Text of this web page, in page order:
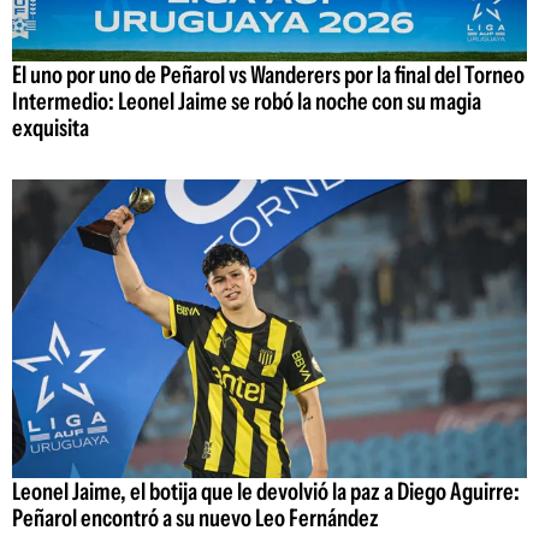
El uno por uno de Peñarol vs Wanderers por la final del Torneo
Intermedio: Leonel Jaime se robó la noche con su magia
exquisita
Leonel Jaime, el botija que le devolvió la paz a Diego Aguirre:
Peñarol encontró a su nuevo Leo Fernández